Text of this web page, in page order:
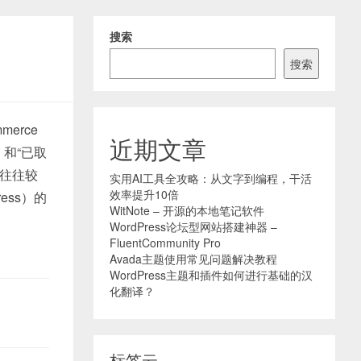
“已取
往较
）的
搜索
搜索
近期文章
实用AI工具全攻略：从文字到编程，干活
效率提升10倍
WitNote – 开源的本地笔记软件
WordPress论坛型网站搭建神器 –
FluentCommunity Pro
Avada主题使用常见问题解决教程
WordPress主题和插件如何进行基础的汉
化翻译？